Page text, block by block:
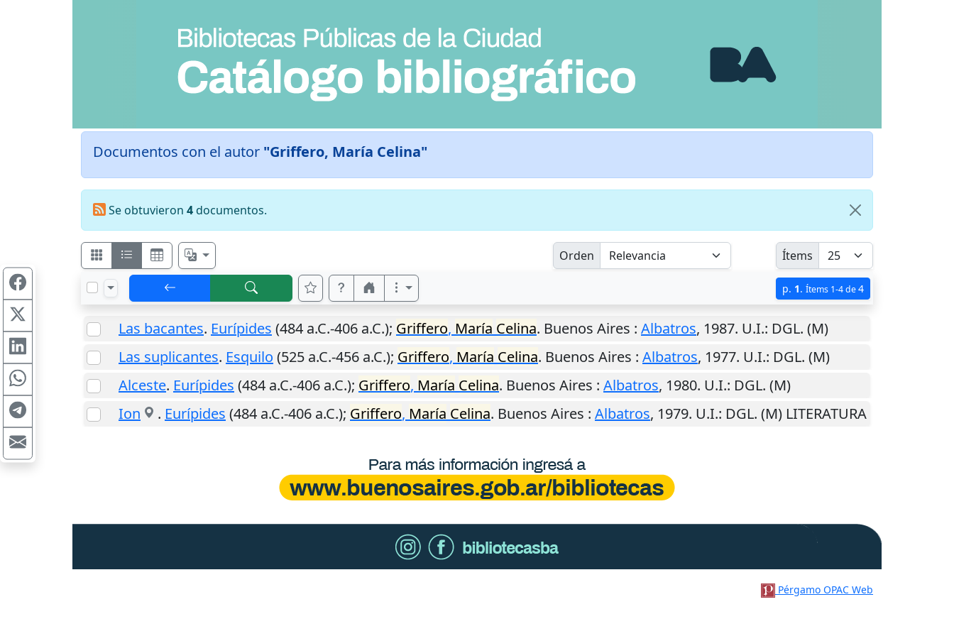
Documentos con el autor "Griffero, María Celina"
Se obtuvieron 4documentos.
Orden Ítems
p. 1. Ítems 1-4 de4
Las bacantes. Eurípides (484 a.C.-406 a.C.); Griffero, María Celina. Buenos Aires : Albatros, 1987. U.I.: DGL. (M)
Las suplicantes. Esquilo (525 a.C.-456 a.C.); Griffero, María Celina. Buenos Aires : Albatros, 1977. U.I.: DGL. (M)
Alceste. Eurípides (484 a.C.-406 a.C.); Griffero, María Celina. Buenos Aires : Albatros, 1980. U.I.: DGL. (M)
Ion
. Eurípides (484 a.C.-406 a.C.); Griffero, María Celina. Buenos Aires : Albatros, 1979. U.I.: DGL. (M) LITERATURA
Pérgamo OPAC Web